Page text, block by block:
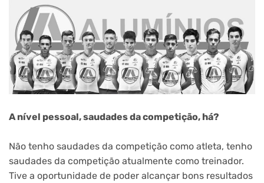
A nível pessoal, saudades da competição, há?
Não tenho saudades da competição como atleta, tenho
saudades da competição atualmente como treinador.
Tive a oportunidade de poder alcançar bons resultados